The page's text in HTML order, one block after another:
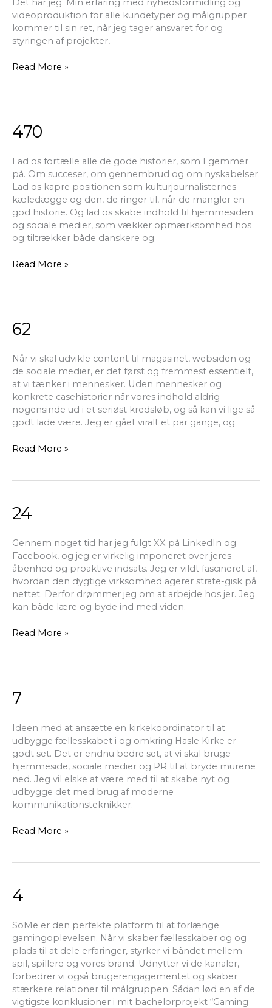
Det har jeg. Min erfaring med nyhedsformidling og
videoproduktion for alle kundetyper og målgrupper
kommer til sin ret, når jeg tager ansvaret for og
styringen af projekter,
Read More »
470
Lad os fortælle alle de gode historier, som I gemmer
på. Om succeser, om gennembrud og om nyskabelser.
Lad os kapre positionen som kulturjournalisternes
kæledægge og den, de ringer til, når de mangler en
god historie. Og lad os skabe indhold til hjemmesiden
og sociale medier, som vækker opmærksomhed hos
og tiltrækker både danskere og
470
Read More »
62
Når vi skal udvikle content til magasinet, websiden og
de sociale medier, er det først og fremmest essentielt,
at vi tænker i mennesker. Uden mennesker og
konkrete casehistorier når vores indhold aldrig
nogensinde ud i et seriøst kredsløb, og så kan vi lige så
godt lade være. Jeg er gået viralt et par gange, og
62
Read More »
24
Gennem noget tid har jeg fulgt XX på LinkedIn og
Facebook, og jeg er virkelig imponeret over jeres
åbenhed og proaktive indsats. Jeg er vildt fascineret af,
hvordan den dygtige virksomhed agerer strate-gisk på
nettet. Derfor drømmer jeg om at arbejde hos jer. Jeg
kan både lære og byde ind med viden.
24
Read More »
7
Ideen med at ansætte en kirkekoordinator til at
udbygge fællesskabet i og omkring Hasle Kirke er
godt set. Det er endnu bedre set, at vi skal bruge
hjemmeside, sociale medier og PR til at bryde murene
ned. Jeg vil elske at være med til at skabe nyt og
udbygge det med brug af moderne
kommunikationsteknikker.
7
Read More »
4
SoMe er den perfekte platform til at forlænge
gamingoplevelsen. Når vi skaber fællesskaber og og
plads til at dele erfaringer, styrker vi båndet mellem
spil, spillere og vores brand. Udnytter vi de kanaler,
forbedrer vi også brugerengagementet og skaber
stærkere relationer til målgruppen. Sådan lød en af de
vigtigste konklusioner i mit bachelorprojekt “Gaming
4